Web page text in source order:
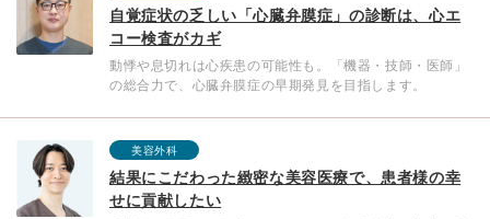
自覚症状の乏しい「心臓弁膜症」の診断は、心エ
コー検査がカギ
動悸や息切れは心疾患の可能性も。「機器・技師・医師」
の総合力で、心臓弁膜症の早期発見を目指します。
美容外科
結果にこだわった緻密な美容医療で、患者様の幸
せに貢献したい